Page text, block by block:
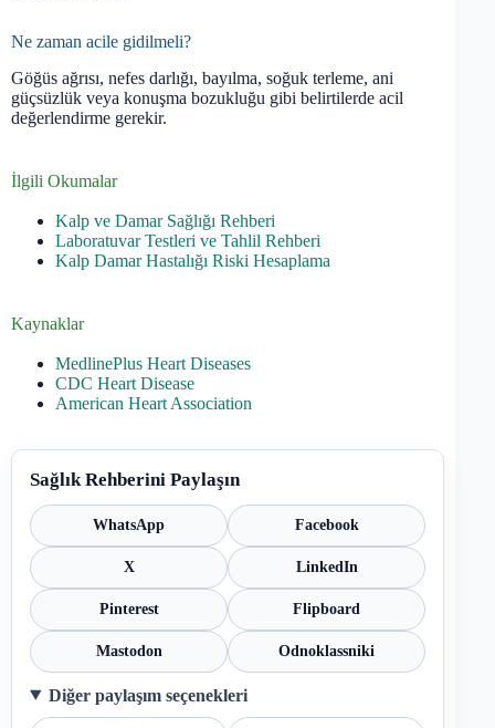
Ne zaman acile gidilmeli?
Göğüs ağrısı, nefes darlığı, bayılma, soğuk terleme, ani
güçsüzlük veya konuşma bozukluğu gibi belirtilerde acil
değerlendirme gerekir.
İlgili Okumalar
Kalp ve Damar Sağlığı Rehberi
Laboratuvar Testleri ve Tahlil Rehberi
Kalp Damar Hastalığı Riski Hesaplama
Kaynaklar
MedlinePlus Heart Diseases
CDC Heart Disease
American Heart Association
Sağlık Rehberini Paylaşın
WhatsApp Facebook
X LinkedIn
Pinterest Flipboard
Mastodon Odnoklassniki
Diğer paylaşım seçenekleri